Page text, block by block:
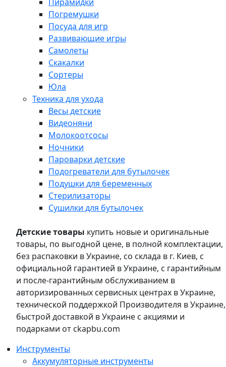
Погремушки
Посуда для игр
Развивающие игры
Самолеты
Скакалки
Сортеры
Юла
Техника для ухода
Весы детские
Видеоняни
Молокоотсосы
Ночники
Пароварки детские
Подогреватели для бутылочек
Подушки для беременных
Стерилизаторы
Сушилки для бутылочек
Детские товары купить новые и оригинальные
товары, по выгодной цене, в полной комплектации,
без распаковки в Украине, со склада в г. Киев, с
официальной гарантией в Украине, с гарантийным
и после-гарантийным обслуживанием в
авторизированных сервисных центрах в Украине,
технической поддержкой Производителя в Украине,
быстрой доставкой в Украине с акциями и
подарками от ckapbu.com
Инструменты
Аккумуляторные инструменты